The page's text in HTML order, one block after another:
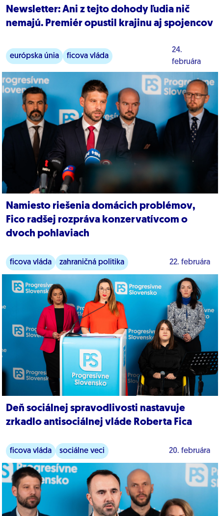
Newsletter: Ani z tejto dohody ľudia nič
nemajú. Premiér opustil krajinu aj spojencov
európska únia
ficova vláda
zahraničná politika
24.
februára
Namiesto riešenia domácich problémov,
Fico radšej rozpráva konzervatívcom o
dvoch pohlaviach
ficova vláda zahraničná politika 22. februára
Deň sociálnej spravodlivosti nastavuje
zrkadlo antisociálnej vláde Roberta Fica
ficova vláda sociálne veci 20. februára